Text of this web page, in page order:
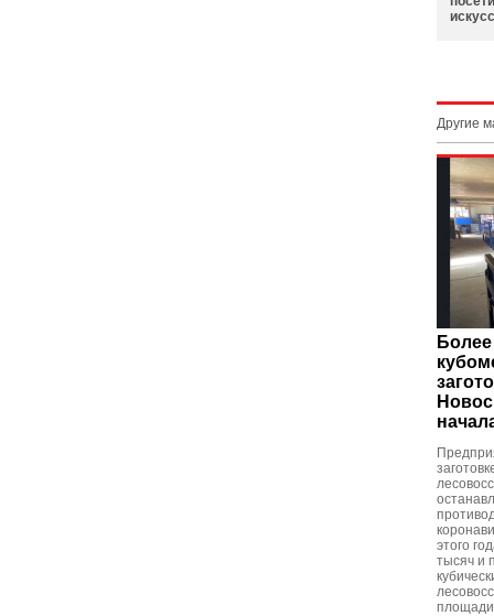
Другие
этого
тысяч и
площади